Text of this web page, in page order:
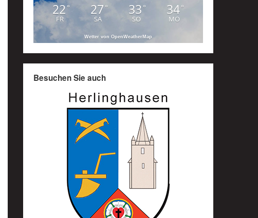
22°
FR
27°
SA
33 °
SO
34°
MO
Wetter von OpenWeatherMap
Besuchen Sie auch